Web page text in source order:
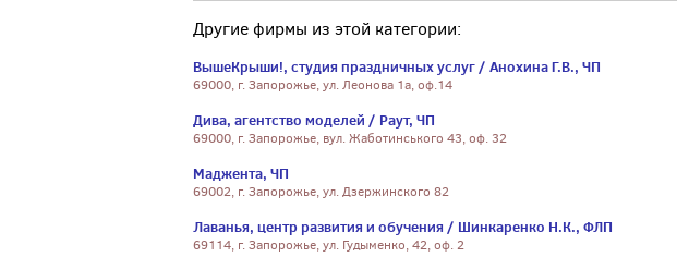
Другие фирмы из этой категории:
ВышеКрыши!, студия праздничных услуг / Анохина Г.В., ЧП
69000, г. Запорожье, ул. Леонова 1а, оф.14
Дива, агентство моделей / Раут, ЧП
69000, г. Запорожье, вул. Жаботинського 43, оф. 32
Маджента, ЧП
69002, г. Запорожье, ул. Дзержинского 82
Лаванья, центр развития и обучения / Шинкаренко Н.К., ФЛП
69114, г. Запорожье, ул. Гудыменко, 42, оф. 2